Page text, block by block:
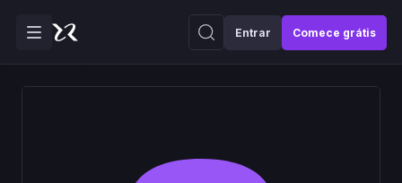
Entrar Comece grátis